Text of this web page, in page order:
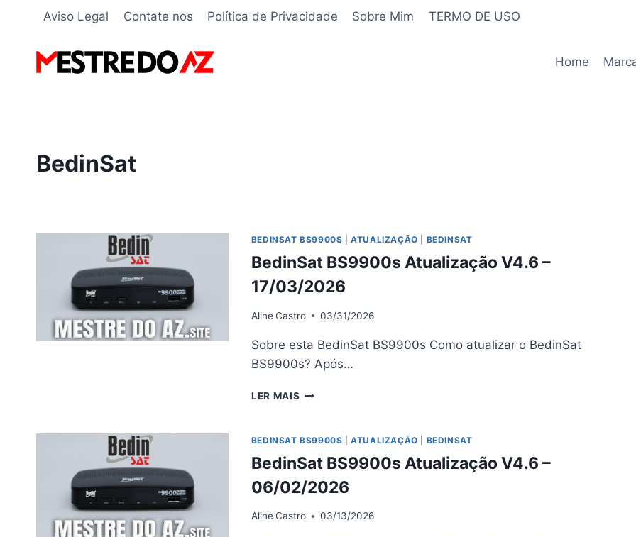
Conteúdo
Aviso Legal Contate nos Política de Privacidade Sobre Mim TERMO DE USO
Home
BedinSat
BEDINSAT BS9900S |ATUALIZAÇÃO BEDINSAT
BedinSat BS9900s Atualização V4.6 –
17/03/2026
AlineCastro 03/31/2026
Sobre esta BedinSat BS9900s Como atualizar o BedinSat
BS9900s? Após…
LER MAIS BEDINSAT
V4.6
17/03/2026
BEDINSAT BS9900S |ATUALIZAÇÃO BEDINSAT
BedinSat BS9900s Atualização V4.6 –
06/02/2026
AlineCastro 03/13/2026